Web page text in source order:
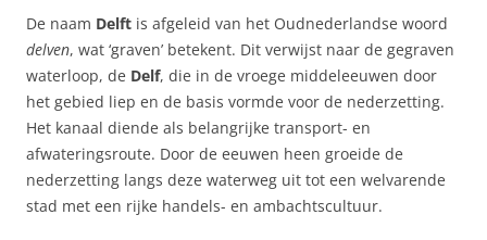
De naam Delft is afgeleid van het Oudnederlandse woord
delven, wat ‘graven’ betekent. Dit verwijst naar de gegraven
waterloop, de Delf, die in de vroege middeleeuwen door
het gebied liep en de basis vormde voor de nederzetting.
Het kanaal diende als belangrijke transport- en
afwateringsroute. Door de eeuwen heen groeide de
nederzetting langs deze waterweg uit tot een welvarende
stad met een rijke handels- en ambachtscultuur.